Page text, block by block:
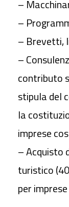
–
–
– Brevetti,
–
contributo
stipula del
la
imprese
– Acquisto
turistico
per